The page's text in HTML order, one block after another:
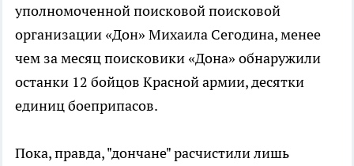
уполномоченной поисковой поисковой
организации «Дон» Михаила Сегодина, менее
чем за месяц поисковики «Дона» обнаружили
останки 12 бойцов Красной армии, десятки
единиц боеприпасов.
Пока, правда, "дончане" расчистили лишь